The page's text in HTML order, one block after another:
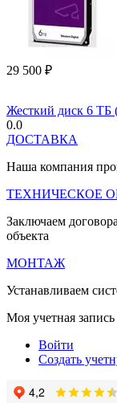
29 500 ₽
Жесткий диск 6 ТБ
0.0
ДОСТАВКА
Наша компания
ТЕХНИЧЕСКОЕ
Заключаем
объекта
МОНТАЖ
Устанавливаем
Моя учетная запись
Войти
Создать